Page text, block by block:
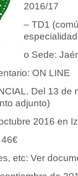
2016/17
– TD1
o Sede:
ON LINE
Del 13 de
adjunto)
2016 en
etc: Ver